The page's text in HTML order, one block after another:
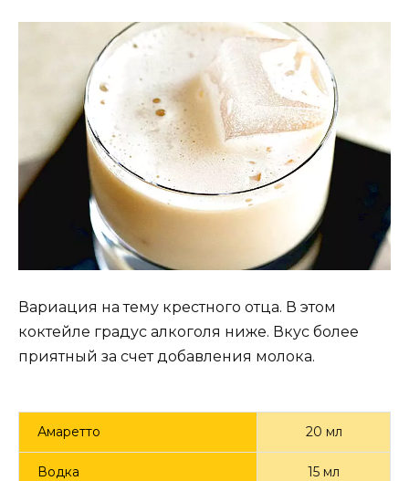
Вариация на тему крестного отца. В этом
коктейле градус алкоголя ниже. Вкус более
приятный за счет добавления молока.
Амаретто 20 мл
Водка 15 мл